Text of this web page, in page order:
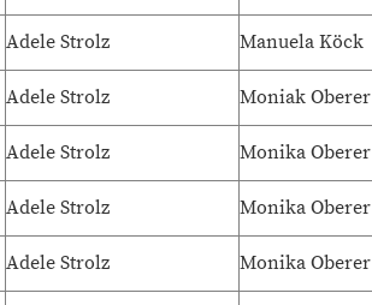
Adele Strolz Manuela Köck
Adele Strolz Moniak Oberer
Adele Strolz Monika Oberer
Adele Strolz Monika Oberer
Adele Strolz Monika Oberer